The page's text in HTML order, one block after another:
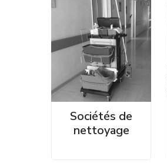
Sociétés de
nettoyage